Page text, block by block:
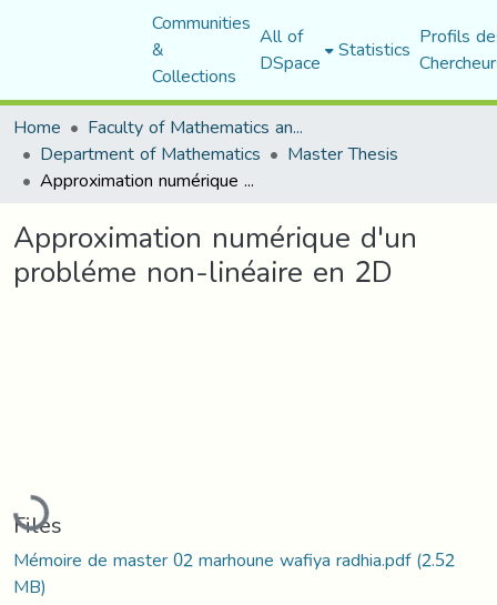
Communities
&
Collections
All of
DSpace Statistics Profils
Home
Faculty of Mathematics and Computer Science
Department of Mathematics Master Thesis
Approximation numérique d'un probléme non-linéaire en 2D
Approximation numérique d'un
probléme non-linéaire en 2D
Loading...
Files
Mémoire de master 02 marhoune wafiya radhia.pdf(2.52
MB)